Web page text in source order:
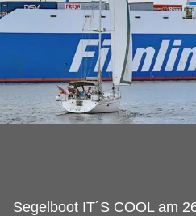
Segelboot IT´S COOL am